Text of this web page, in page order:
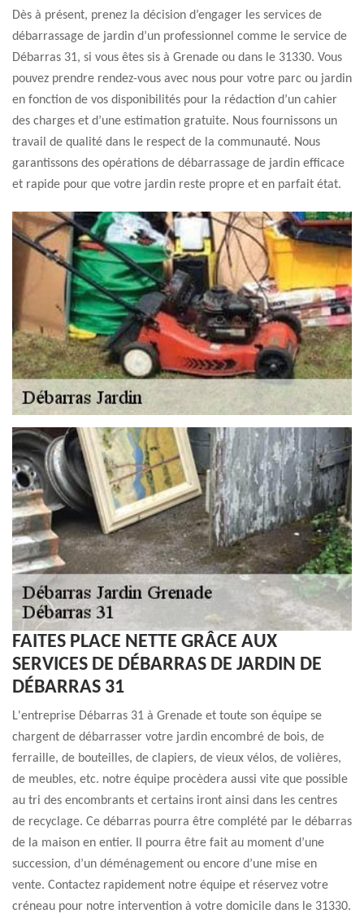
Dès à présent, prenez la décision d’engager les services de
débarrassage de jardin d’un professionnel comme le service de
Débarras 31, si vous êtes sis à Grenade ou dans le 31330. Vous
pouvez prendre rendez-vous avec nous pour votre parc ou jardin
en fonction de vos disponibilités pour la rédaction d’un cahier
des charges et d’une estimation gratuite. Nous fournissons un
travail de qualité dans le respect de la communauté. Nous
garantissons des opérations de débarrassage de jardin efficace
et rapide pour que votre jardin reste propre et en parfait état.
FAITES PLACE NETTE GRÂCE AUX
SERVICES DE DÉBARRAS DE JARDIN DE
DÉBARRAS 31
L'entreprise Débarras 31 à Grenade et toute son équipe se
chargent de débarrasser votre jardin encombré de bois, de
ferraille, de bouteilles, de clapiers, de vieux vélos, de volières,
de meubles, etc. notre équipe procèdera aussi vite que possible
au tri des encombrants et certains iront ainsi dans les centres
de recyclage. Ce débarras pourra être complété par le débarras
de la maison en entier. Il pourra être fait au moment d’une
succession, d’un déménagement ou encore d’une mise en
vente. Contactez rapidement notre équipe et réservez votre
créneau pour notre intervention à votre domicile dans le 31330.